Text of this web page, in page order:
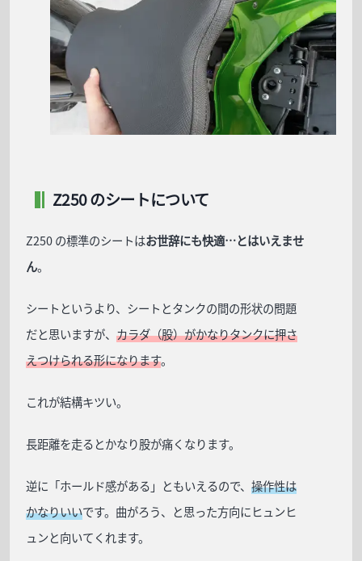
Z250 のシートについて
Z250 の標準のシートはお世辞にも快適…とはいえませ
ん。
シートというより、シートとタンクの間の形状の問題
だと思いますが、カラダ（股）がかなりタンクに押さ
えつけられる形になります。
これが結構キツい。
長距離を走るとかなり股が痛くなります。
逆に「ホールド感がある」ともいえるので、操作性は
かなりいいです。曲がろう、と思った方向にヒュンヒ
ュンと向いてくれます。